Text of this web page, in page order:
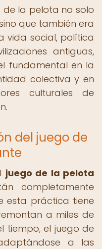
de la pelota no solo
que también era
vida social, política
antiguas,
fundamental en la
colectiva y en
culturales de
del juego de
juego de la pelota
completamente
esta práctica tiene
a miles de
tiempo, el juego de
a las